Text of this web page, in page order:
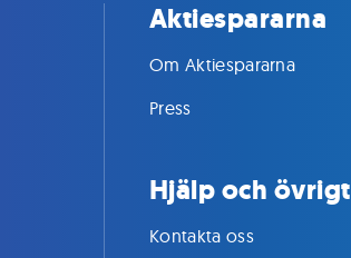
Aktiespararna
Om Aktiespararna
Press
Hjälp och övrigt
Kontakta oss